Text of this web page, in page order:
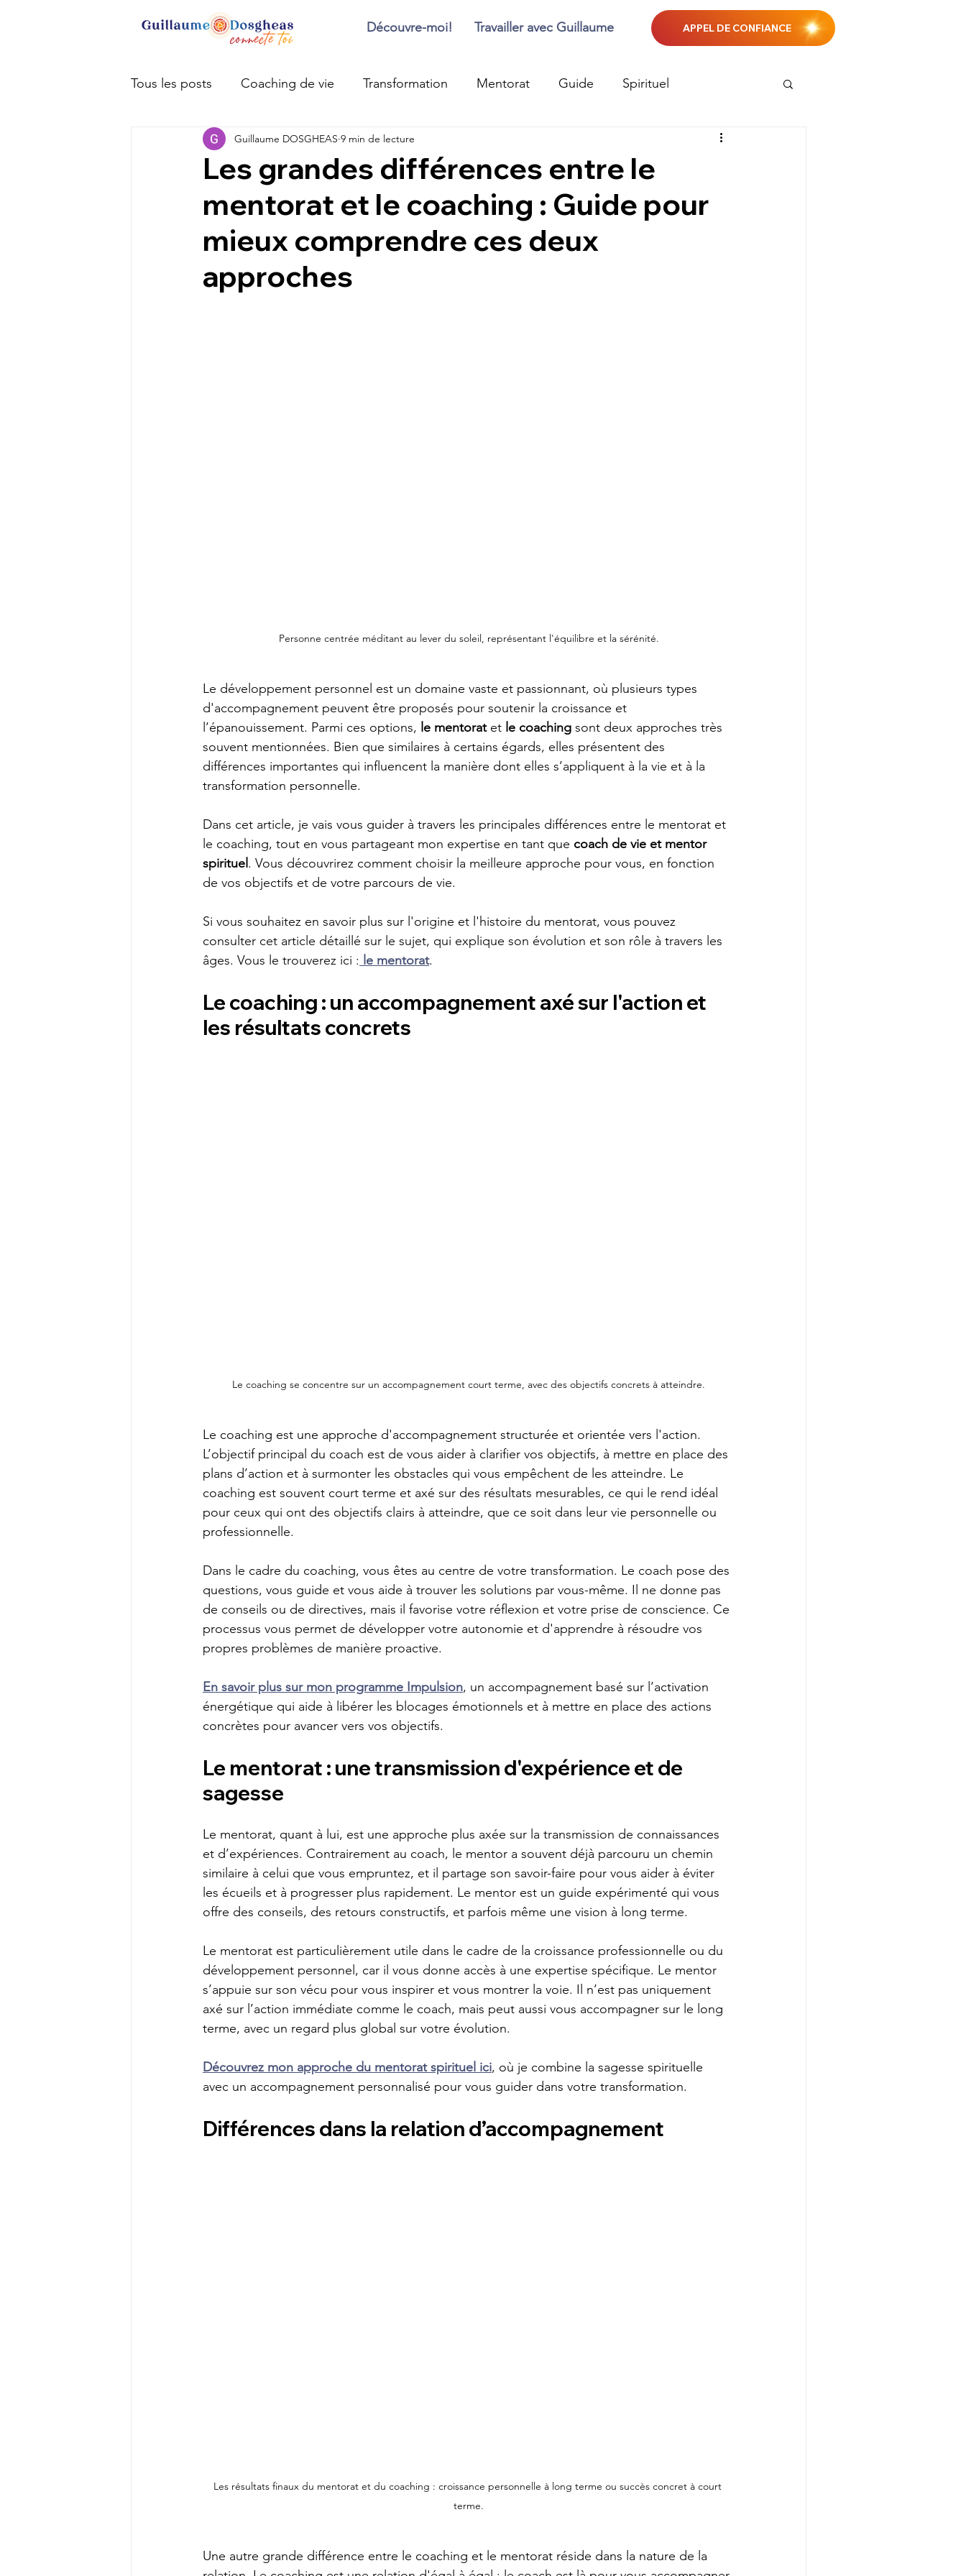
Découvre-moi! Travailler avec Guillaume APPEL DE CONFIANCE
Tous les posts Coaching de vie Transformation Mentorat Guide Spirituel
Capacités extra-sensorielles Méduim
Entrepreneuriat Argent / Finance Equilibre / Alignement Chemin de Vie Propérité
Prospérité Abondance Jeûne Prana Respirianisme / Pranisme
Les grandes différences entre le
mentorat et le coaching : Guide pour
mieux comprendre ces deux
approches
Guillaume DOSGHEAS 9 min de lecture
Personne centrée méditant au lever du soleil, représentant l'équilibre et la sérénité.
Le développement personnel est un domaine vaste et passionnant, où plusieurs types
d'accompagnement peuvent être proposés pour soutenir la croissance et
l’épanouissement. Parmi ces options, le mentorat et le coaching sont deux approches très
souvent mentionnées. Bien que similaires à certains égards, elles présentent des
différences importantes qui influencent la manière dont elles s’appliquent à la vie et à la
transformation personnelle.
Dans cet article, je vais vous guider à travers les principales différences entre le mentorat et
le coaching, tout en vous partageant mon expertise en tant que coach de vie et mentor
spirituel . Vous découvrirez comment choisir la meilleure approche pour vous, en fonction
de vos objectifs et de votre parcours de vie.
Si vous souhaitez en savoir plus sur l'origine et l'histoire du mentorat, vous pouvez
consulter cet article détaillé sur le sujet, qui explique son évolution et son rôle à travers les
âges. Vous le trouverez ici : le mentorat.
Le coaching : un accompagnement axé sur l'action et
les résultats concrets
Le coaching se concentre sur un accompagnement court terme, avec des objectifs concrets à atteindre.
Le coaching est une approche d'accompagnement structurée et orientée vers l'action.
L’objectif principal du coach est de vous aider à clarifier vos objectifs, à mettre en place des
plans d’action et à surmonter les obstacles qui vous empêchent de les atteindre. Le
coaching est souvent court terme et axé sur des résultats mesurables, ce qui le rend idéal
pour ceux qui ont des objectifs clairs à atteindre, que ce soit dans leur vie personnelle ou
professionnelle.
Dans le cadre du coaching, vous êtes au centre de votre transformation. Le coach pose des
questions, vous guide et vous aide à trouver les solutions par vous-même. Il ne donne pas
de conseils ou de directives, mais il favorise votre réflexion et votre prise de conscience. Ce
processus vous permet de développer votre autonomie et d'apprendre à résoudre vos
propres problèmes de manière proactive.
En savoir plus sur mon programme Impulsion, un accompagnement basé sur l’activation
énergétique qui aide à libérer les blocages émotionnels et à mettre en place des actions
concrètes pour avancer vers vos objectifs.
Le mentorat : une transmission d'expérience et de
sagesse
Le mentorat, quant à lui, est une approche plus axée sur la transmission de connaissances
et d’expériences. Contrairement au coach, le mentor a souvent déjà parcouru un chemin
similaire à celui que vous empruntez, et il partage son savoir-faire pour vous aider à éviter
les écueils et à progresser plus rapidement. Le mentor est un guide expérimenté qui vous
offre des conseils, des retours constructifs, et parfois même une vision à long terme.
Le mentorat est particulièrement utile dans le cadre de la croissance professionnelle ou du
développement personnel, car il vous donne accès à une expertise spécifique. Le mentor
s’appuie sur son vécu pour vous inspirer et vous montrer la voie. Il n’est pas uniquement
axé sur l’action immédiate comme le coach, mais peut aussi vous accompagner sur le long
terme, avec un regard plus global sur votre évolution.
Découvrez mon approche du mentorat spirituel ici, où je combine la sagesse spirituelle
avec un accompagnement personnalisé pour vous guider dans votre transformation.
Différences dans la relation d’accompagnement
Les résultats finaux du mentorat et du coaching : croissance personnelle à long terme ou succès concret à court
terme.
Une autre grande différence entre le coaching et le mentorat réside dans la nature de la